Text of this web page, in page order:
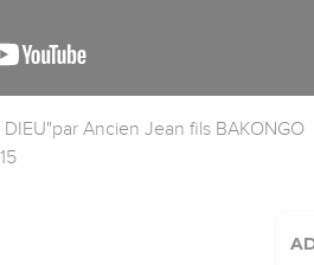
DIEU"par Ancien Jean fils BAKONGO